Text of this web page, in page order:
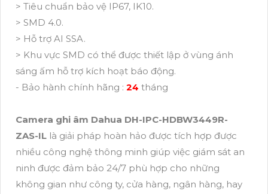
> Tiêu chuẩn bảo vệ IP67, IK10.
> SMD 4.0.
> Hỗ trợ AI SSA.
> Khu vực SMD có thể được thiết lập ở vùng ánh
sáng ấm hỗ trợ kích hoạt báo động.
- Bảo hành chính hãng : 24 tháng
Camera ghi âm Dahua DH-IPC-HDBW3449R-
ZAS-IL là giải pháp hoàn hảo được tích hợp được
nhiều công nghệ thông minh giúp việc giám sát an
ninh được đảm bảo 24/7 phù hợp cho những
không gian như công ty, cửa hàng, ngân hàng, hay